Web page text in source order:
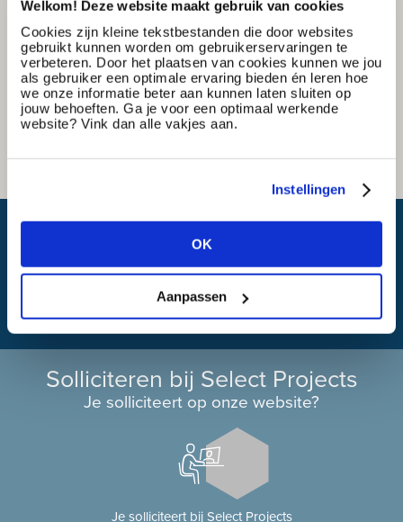
Welkom! Deze website maakt gebruik van cookies
Cookies zijn kleine tekstbestanden die door websites
gebruikt kunnen worden om gebruikerservaringen te
verbeteren. Door het plaatsen van cookies kunnen we jou
als gebruiker een optimale ervaring bieden én leren hoe
we onze informatie beter aan kunnen laten sluiten op
jouw behoeften. Ga je voor een optimaal werkende
website? Vink dan alle vakjes aan.
Instellingen
OK
Aanpassen
Wat is mijn reistijd?
Solliciteren bij Select Projects
Je solliciteert op onze website?
Je solliciteert bij Select Projects